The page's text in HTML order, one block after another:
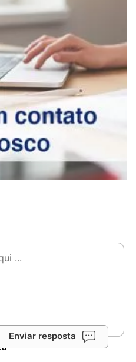
Enviar resposta